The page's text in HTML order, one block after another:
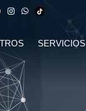
SERVICIOS
Y